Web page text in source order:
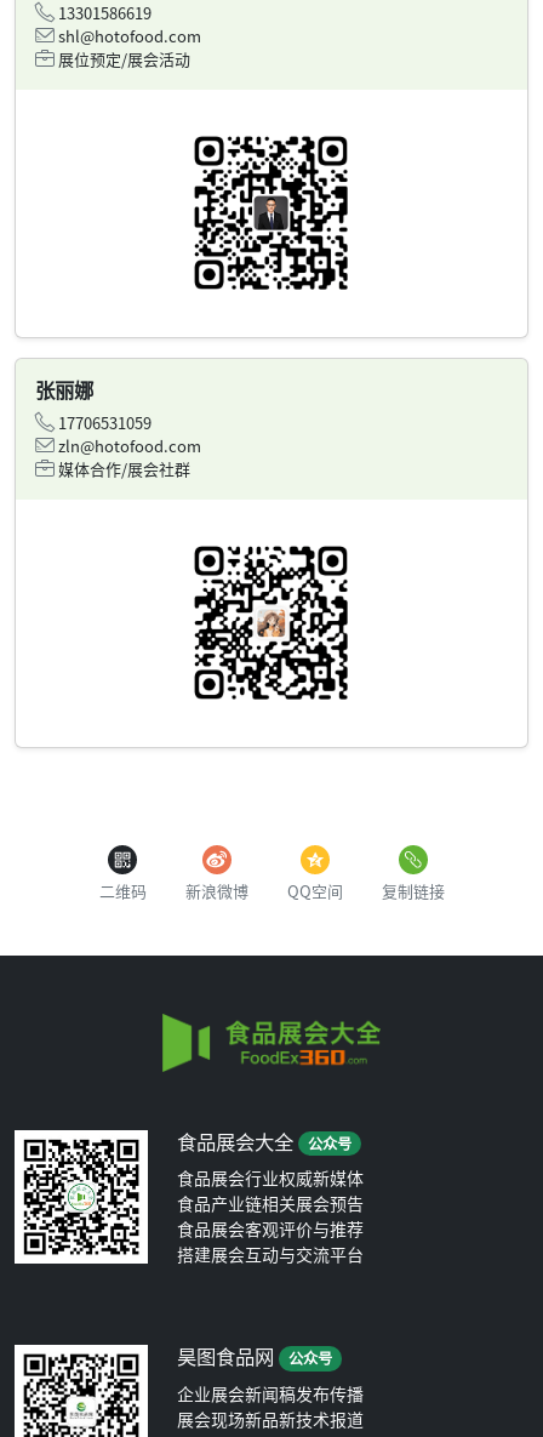
13301586619
shl@hotofood.com
展位预定/展会活动
张丽娜
17706531059
zln@hotofood.com
媒体合作/展会社群
二维码 新浪微博 QQ空间 复制链接
食品展会大全 公众号
食品展会行业权威新媒体
食品产业链相关展会预告
食品展会客观评价与推荐
搭建展会互动与交流平台
昊图食品网 公众号
企业展会新闻稿发布传播
展会现场新品新技术报道